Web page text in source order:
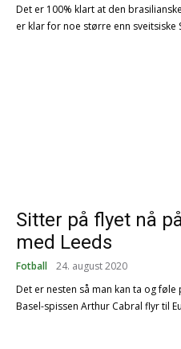
Det er 100% klart at den
er klar for noe større enn sveitsiske
Sitter på flyet nå
med Leeds
Fotball 24. august 2020
Det er nesten så man kan ta og føle
Basel-spissen Arthur Cabral flyr til